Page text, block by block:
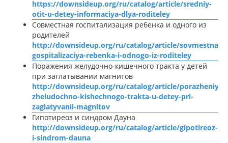
https://downsideup.org/ru/catalog/article/sredniy-
otit-u-detey-informaciya-dlya-roditeley
Совместная госпитализация ребенка и одного из
родителей
http://downsideup.org/ru/catalog/article/
gospitalizaciya-rebenka-i-odnogo-iz-roditeley
Поражения желудочно-кишечного тракта у детей
при заглатывании магнитов
http://downsideup.org/ru/catalog/article/porazheniya-
zheludochno-kishechnogo-trakta-u-detey-pri-
zaglatyvanii-magnitov
Гипотиреоз и синдром Дауна
http://downsideup.org/ru/catalog/article/gipotireoz-
i-sindrom-dauna